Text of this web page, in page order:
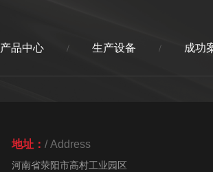
产品中心 / 生产设备 / 成功
地址： / Address
河南省荥阳市高村工业园区